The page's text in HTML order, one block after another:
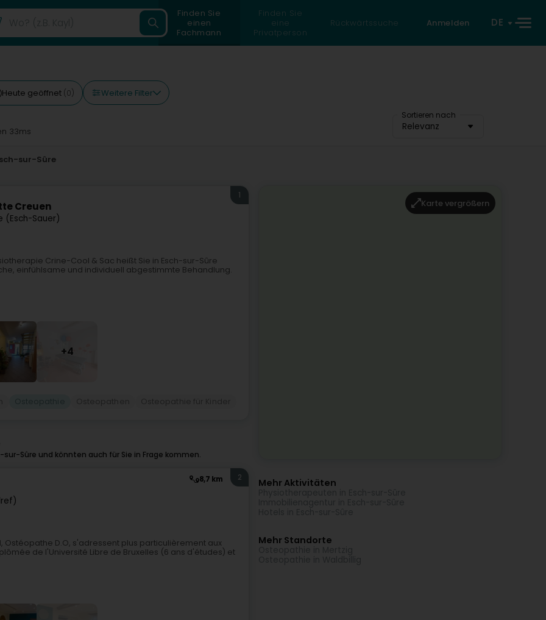
Finden Sie
einen
Fachmann
Finden Sie
eine
Privatperson
Rückwärtssuche Anmelden DE
Heute geöffnet (0) Weitere Filter
Sortieren nach
Relevanz
33ms
sur-Sûre
Creuen
(Esch-Sauer)
1
Crine-Cool & Sac heißt Sie in Esch-sur-Sûre
einfühlsame und individuell abgestimmte Behandlung.
+4
Sûre und könnten auch für Sie in Frage kommen.
8,7 km 2
D.O, s'adressent plus particulièrement aux
de l'Université Libre de Bruxelles (6 ans d'études) et
Karte vergrößern
Mehr Aktivitäten
Mehr Standorte